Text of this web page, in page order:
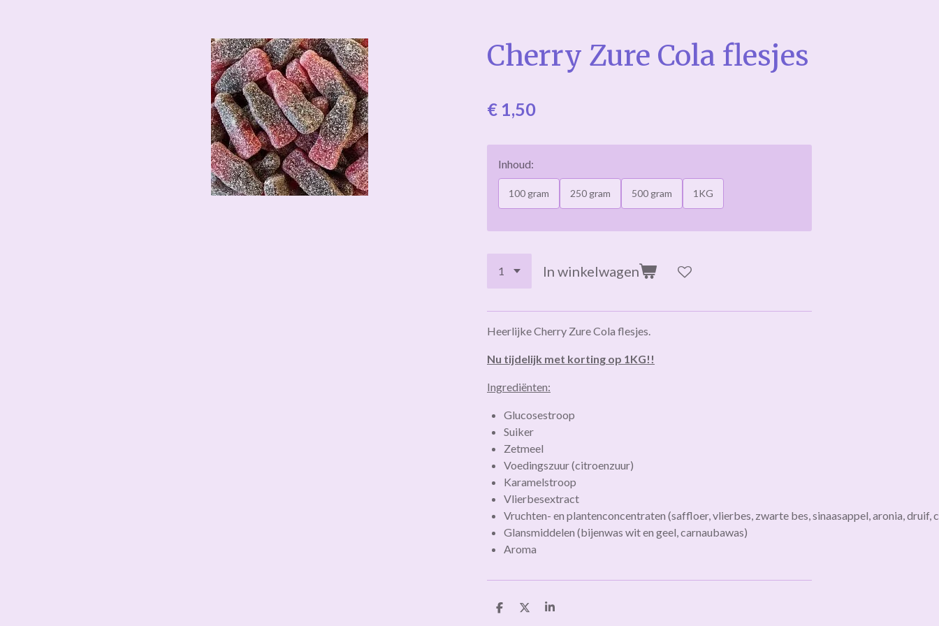
Cherry Zure Cola flesjes
€ 1,50
Inhoud:
100 gram 250 gram 500 gram 1KG
In winkelwagen
Heerlijke Cherry Zure Cola flesjes.
Nu tijdelijk met korting op 1KG!!
Ingrediënten:
Glucosestroop
Suiker
Zetmeel
Voedingszuur(citroenzuur)
Karamelstroop
Vlierbesextract
Vruchten- en plantenconcentraten (saffloer, vlierbes, zwarte bes, sinaasappel, aronia, druif,
Glansmiddelen (bijenwas witen geel, carnaubawas)
Aroma
D
D
S